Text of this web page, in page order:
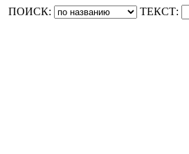
ПОИСК: ТЕКСТ: